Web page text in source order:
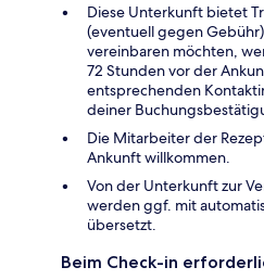
Diese Unterkunft bietet
(eventuell gegen
vereinbaren möchten,
72 Stunden vor der
entsprechenden
deiner
Die Mitarbeiter der
Ankunft willkommen.
Von der Unterkunft zur
werden ggf. mit
übersetzt.
Beim Check-in